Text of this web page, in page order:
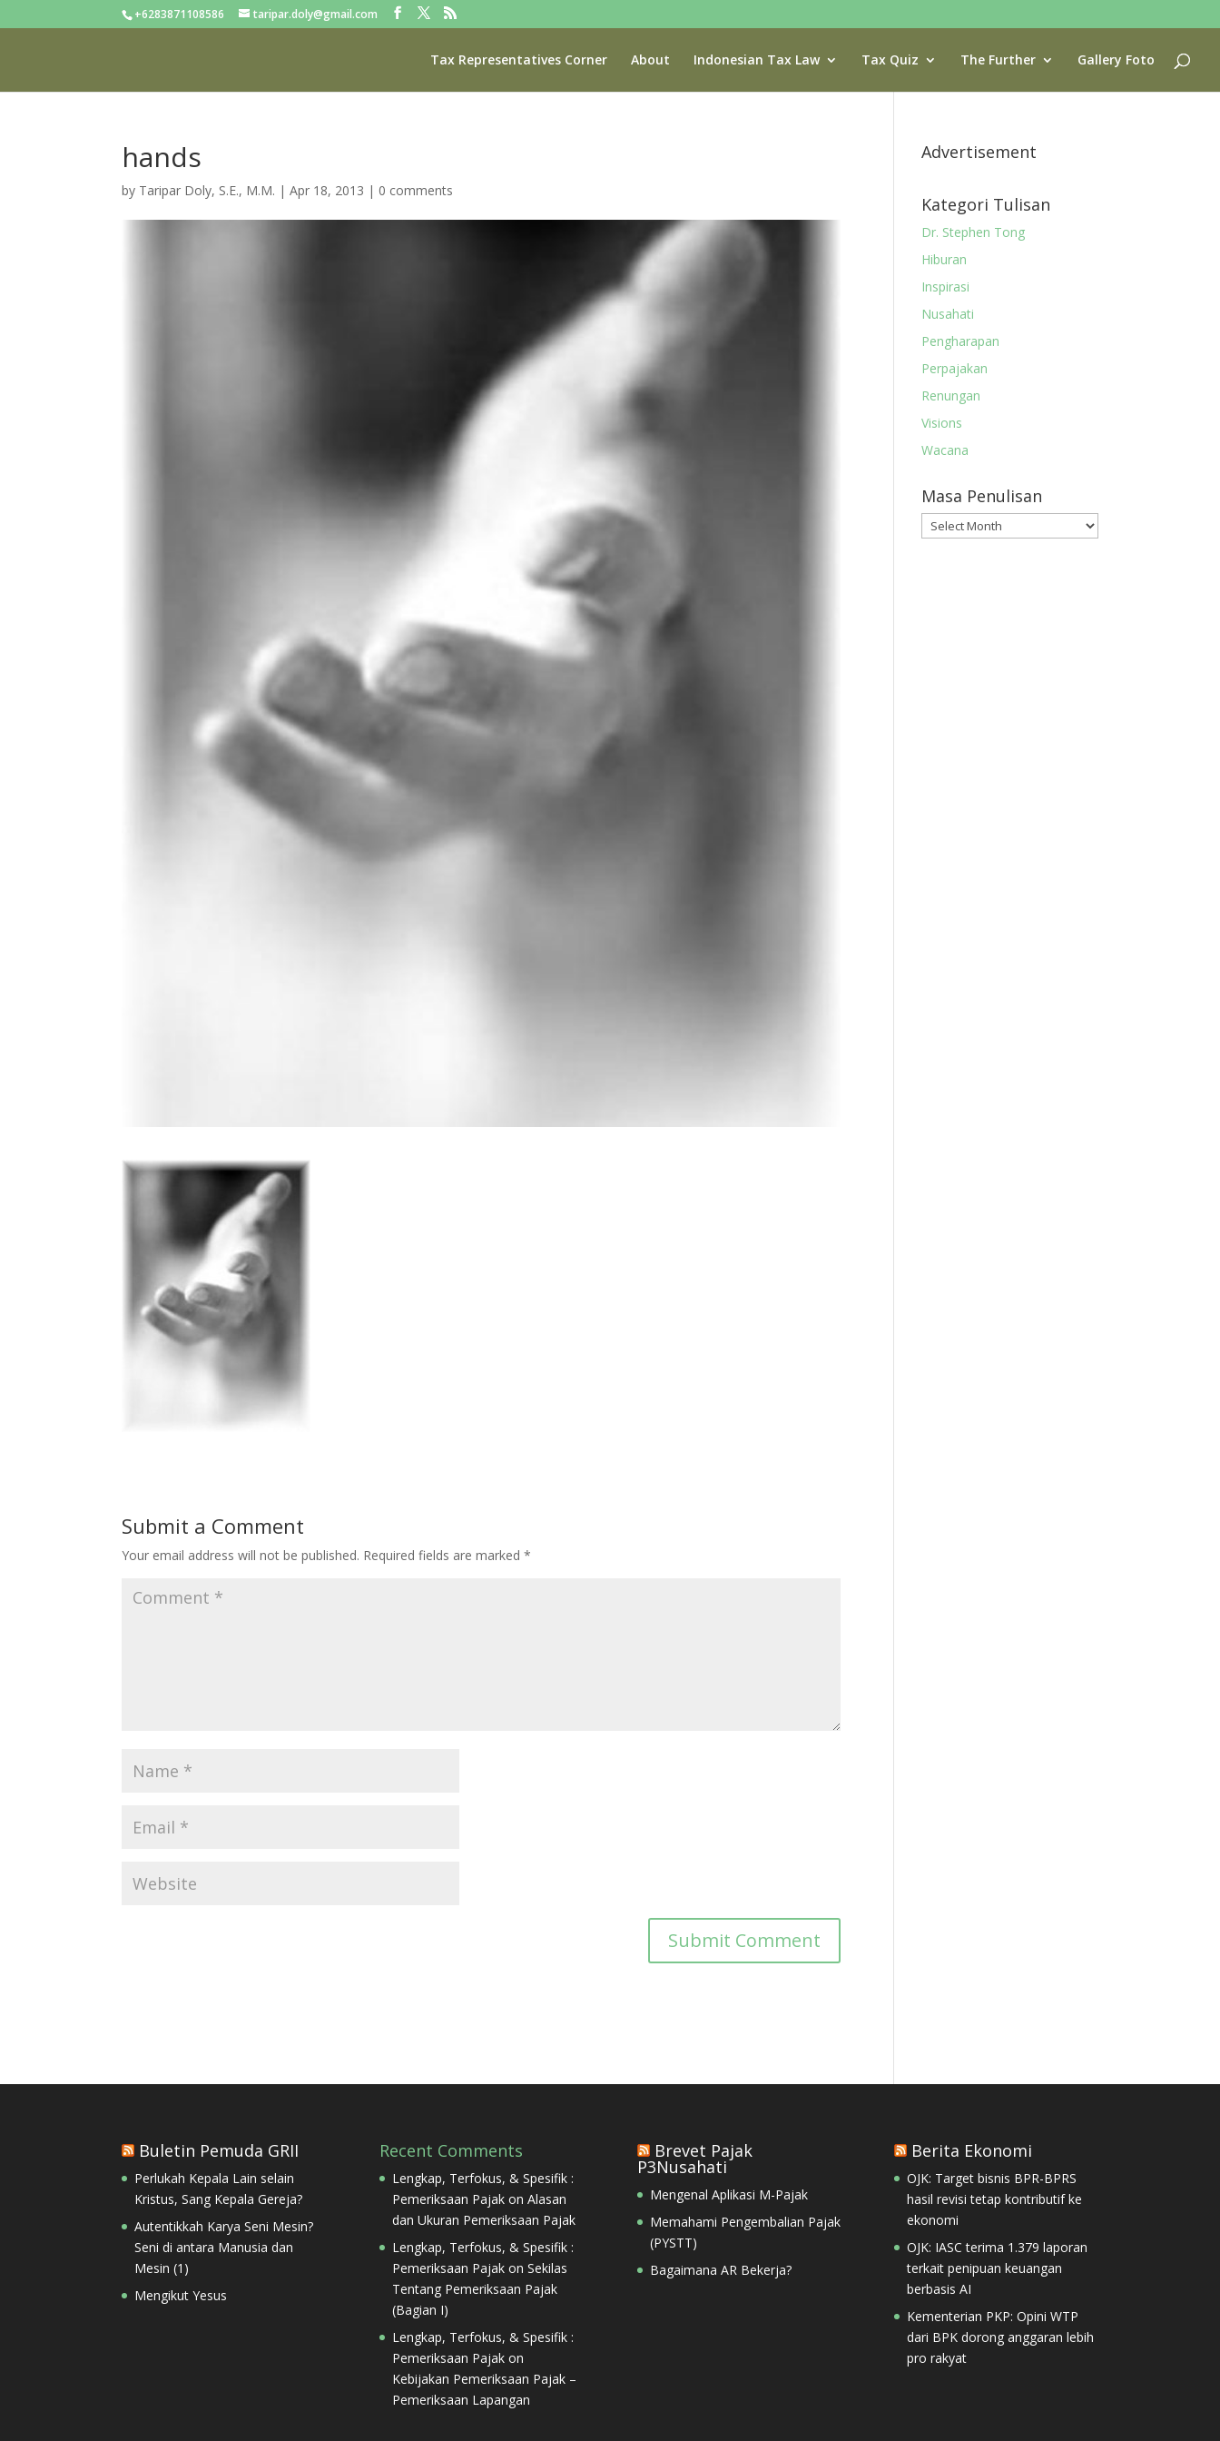
+6283871108586 taripar.doly@gmail.com
Tax Representatives Corner About Indonesian Tax Law Tax Quiz The Further Gallery Foto
hands
by Taripar Doly, S.E., M.M. |Apr 18, 2013 | 0 comments
Submit a Comment
Your email address will not be published. Required fields are marked*
Advertisement
Kategori Tulisan
Dr. Stephen Tong
Hiburan
Inspirasi
Nusahati
Pengharapan
Perpajakan
Renungan
Visions
Wacana
Masa Penulisan
Masa
Penulisan
Buletin Pemuda GRII
Perlukah Kepala Lain selain
Kristus, Sang Kepala Gereja?
Autentikkah Karya Seni Mesin?
Seni di antara Manusia dan
Mesin (1)
Mengikut Yesus
Recent Comments
Lengkap, Terfokus, & Spesifik :
Pemeriksaan Pajakon Alasan
dan Ukuran Pemeriksaan Pajak
Lengkap, Terfokus, & Spesifik :
Pemeriksaan Pajakon Sekilas
Tentang Pemeriksaan Pajak
(Bagian I)
Lengkap, Terfokus, & Spesifik :
Pemeriksaan Pajakon
Kebijakan Pemeriksaan Pajak –
Pemeriksaan Lapangan
Brevet Pajak
P3Nusahati
Mengenal Aplikasi M-Pajak
Memahami Pengembalian Pajak
(PYSTT)
Bagaimana AR Bekerja?
Berita Ekonomi
OJK: Target bisnis BPR-BPRS
hasil revisi tetap kontributif ke
ekonomi
OJK: IASC terima 1.379 laporan
terkait penipuan keuangan
berbasis AI
Kementerian PKP: Opini WTP
dari BPK dorong anggaran lebih
pro rakyat